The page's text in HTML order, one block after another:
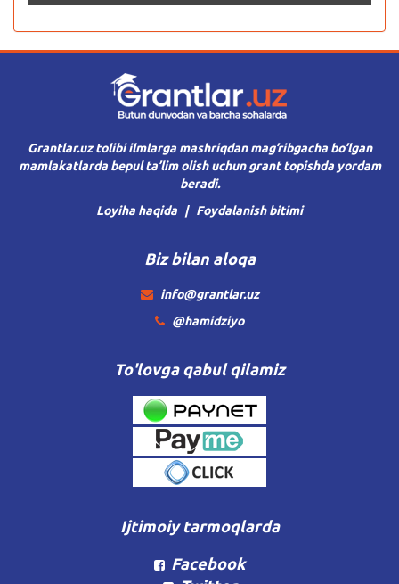
Grantlar.uz tolibi ilmlarga mashriqdan mag’ribgacha bo’lgan
mamlakatlarda bepul ta’lim olish uchun grant topishda yordam
beradi.
Loyiha haqida
Foydalanish bitimi
Biz bilan aloqa
info@grantlar.uz
@hamidziyo
To'lovga qabul qilamiz
Ijtimoiy tarmoqlarda
Facebook